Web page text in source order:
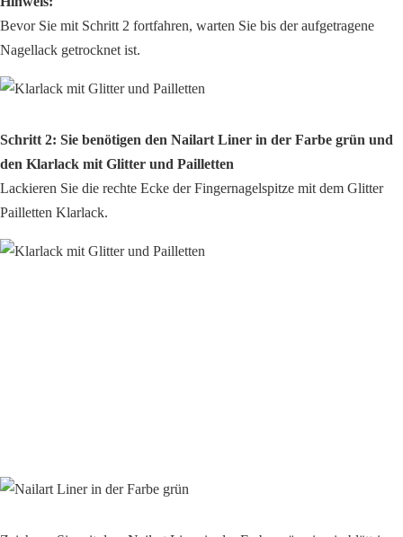
Bevor Sie mit Schritt 2 fortfahren, warten Sie bis der aufgetragene
Nagellack getrocknet ist.
Schritt 2: Sie benötigen den Nailart Liner in der Farbe grün und
den Klarlack mit Glitter und Pailletten
Lackieren Sie die rechte Ecke der Fingernagelspitze mit dem Glitter
Pailletten Klarlack.